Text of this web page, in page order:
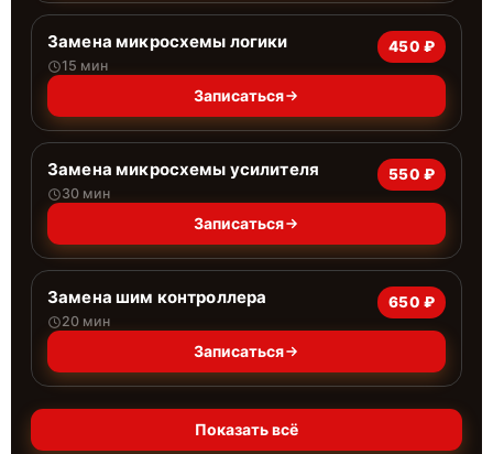
Замена микросхемы логики
15 мин
450 ₽
Записаться
Замена микросхемы усилителя
30 мин
550 ₽
Записаться
Замена шим контроллера
20 мин
650 ₽
Записаться
Показать всё